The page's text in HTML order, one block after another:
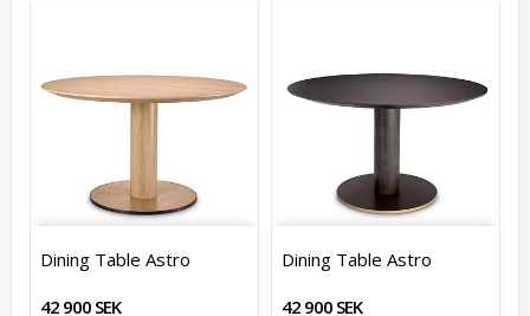
Dining Table Astro
42 900 SEK
Dining Table Astro
42 900 SEK